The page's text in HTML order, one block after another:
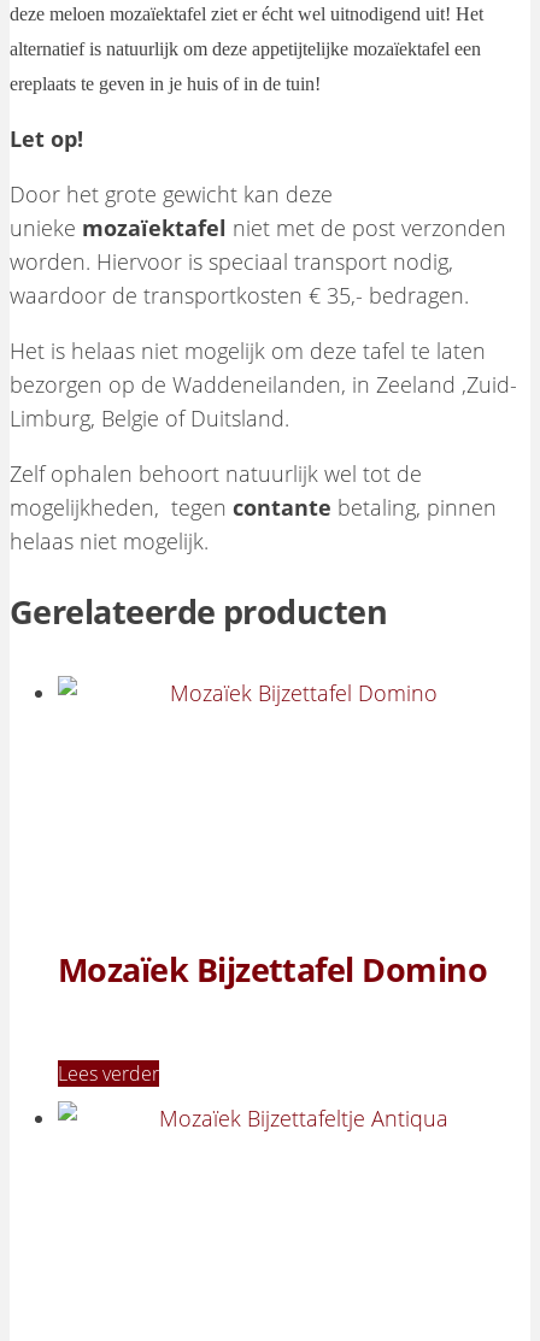
deze meloen mozaïektafel ziet er écht wel uitnodigend uit! Het
alternatief is natuurlijk om deze appetijtelijke mozaïektafel een
ereplaats te geven in je huis of in de tuin!
Let op!
Door het grote gewicht kan deze
unieke mozaïektafel niet met de post verzonden
worden. Hiervoor is speciaal transport nodig,
waardoor de transportkosten € 35,- bedragen.
Het is helaas niet mogelijk om deze tafel te laten
bezorgen op de Waddeneilanden, in Zeeland ,Zuid-
Limburg, Belgie of Duitsland.
Zelf ophalen behoort natuurlijk wel tot de
mogelijkheden, tegen contante betaling, pinnen
helaas niet mogelijk.
Gerelateerde producten
Mozaïek Bijzettafel Domino
Lees verder